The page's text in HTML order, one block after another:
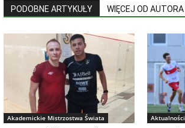
PODOBNE ARTYKUŁY WIĘCEJ OD AUTORA
Akademickie Mistrzostwa Świata Aktualności